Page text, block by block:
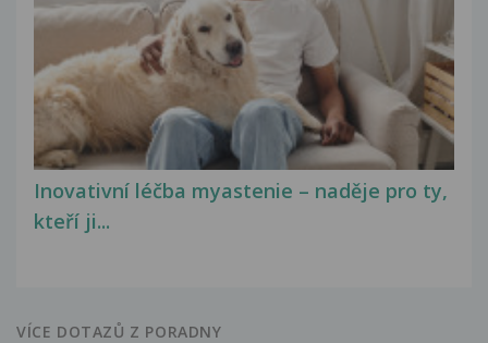
Inovativní léčba myastenie – naděje pro ty,
kteří ji...
VÍCE DOTAZŮ Z PORADNY